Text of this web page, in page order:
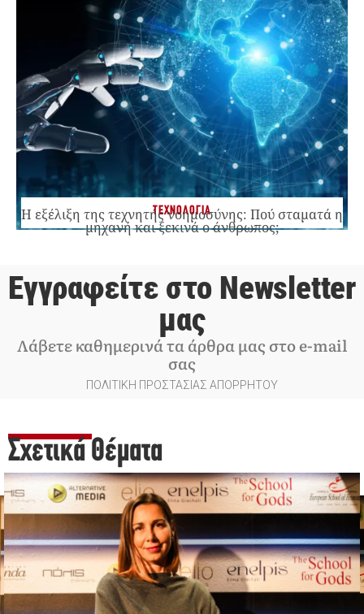
ΤΕΧΝΟΛΟΓΙΑ
Η εξέλιξη της τεχνητής νοημοσύνης: Πού σταματά η
μηχανή και ξεκινά ο άνθρωπος;
Εγγραφείτε στο Newsletter
μας
Λάβετε καθημερινά τα άρθρα μας στο e-mail
σας
ΠΟΛΙΤΙΚΗ ΠΡΟΣΤΑΣΙΑΣ ΑΠΟΡΡΗΤΟΥ
Σχετικά Θέματα